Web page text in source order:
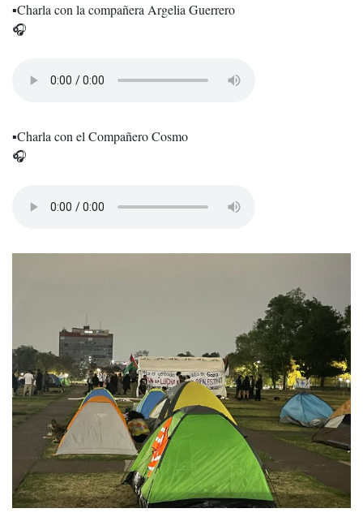
▪️Charla con la compañera Argelia Guerrero
🎧
▪️Charla con el Compañero Cosmo
🎧